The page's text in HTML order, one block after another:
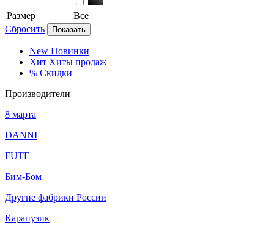
Размер
Все
Сбросить
Показать
New Новинки
Хит Хиты продаж
% Скидки
Производители
8 марта
DANNI
FUTE
Бим-Бом
Другие фабрики России
Карапузик